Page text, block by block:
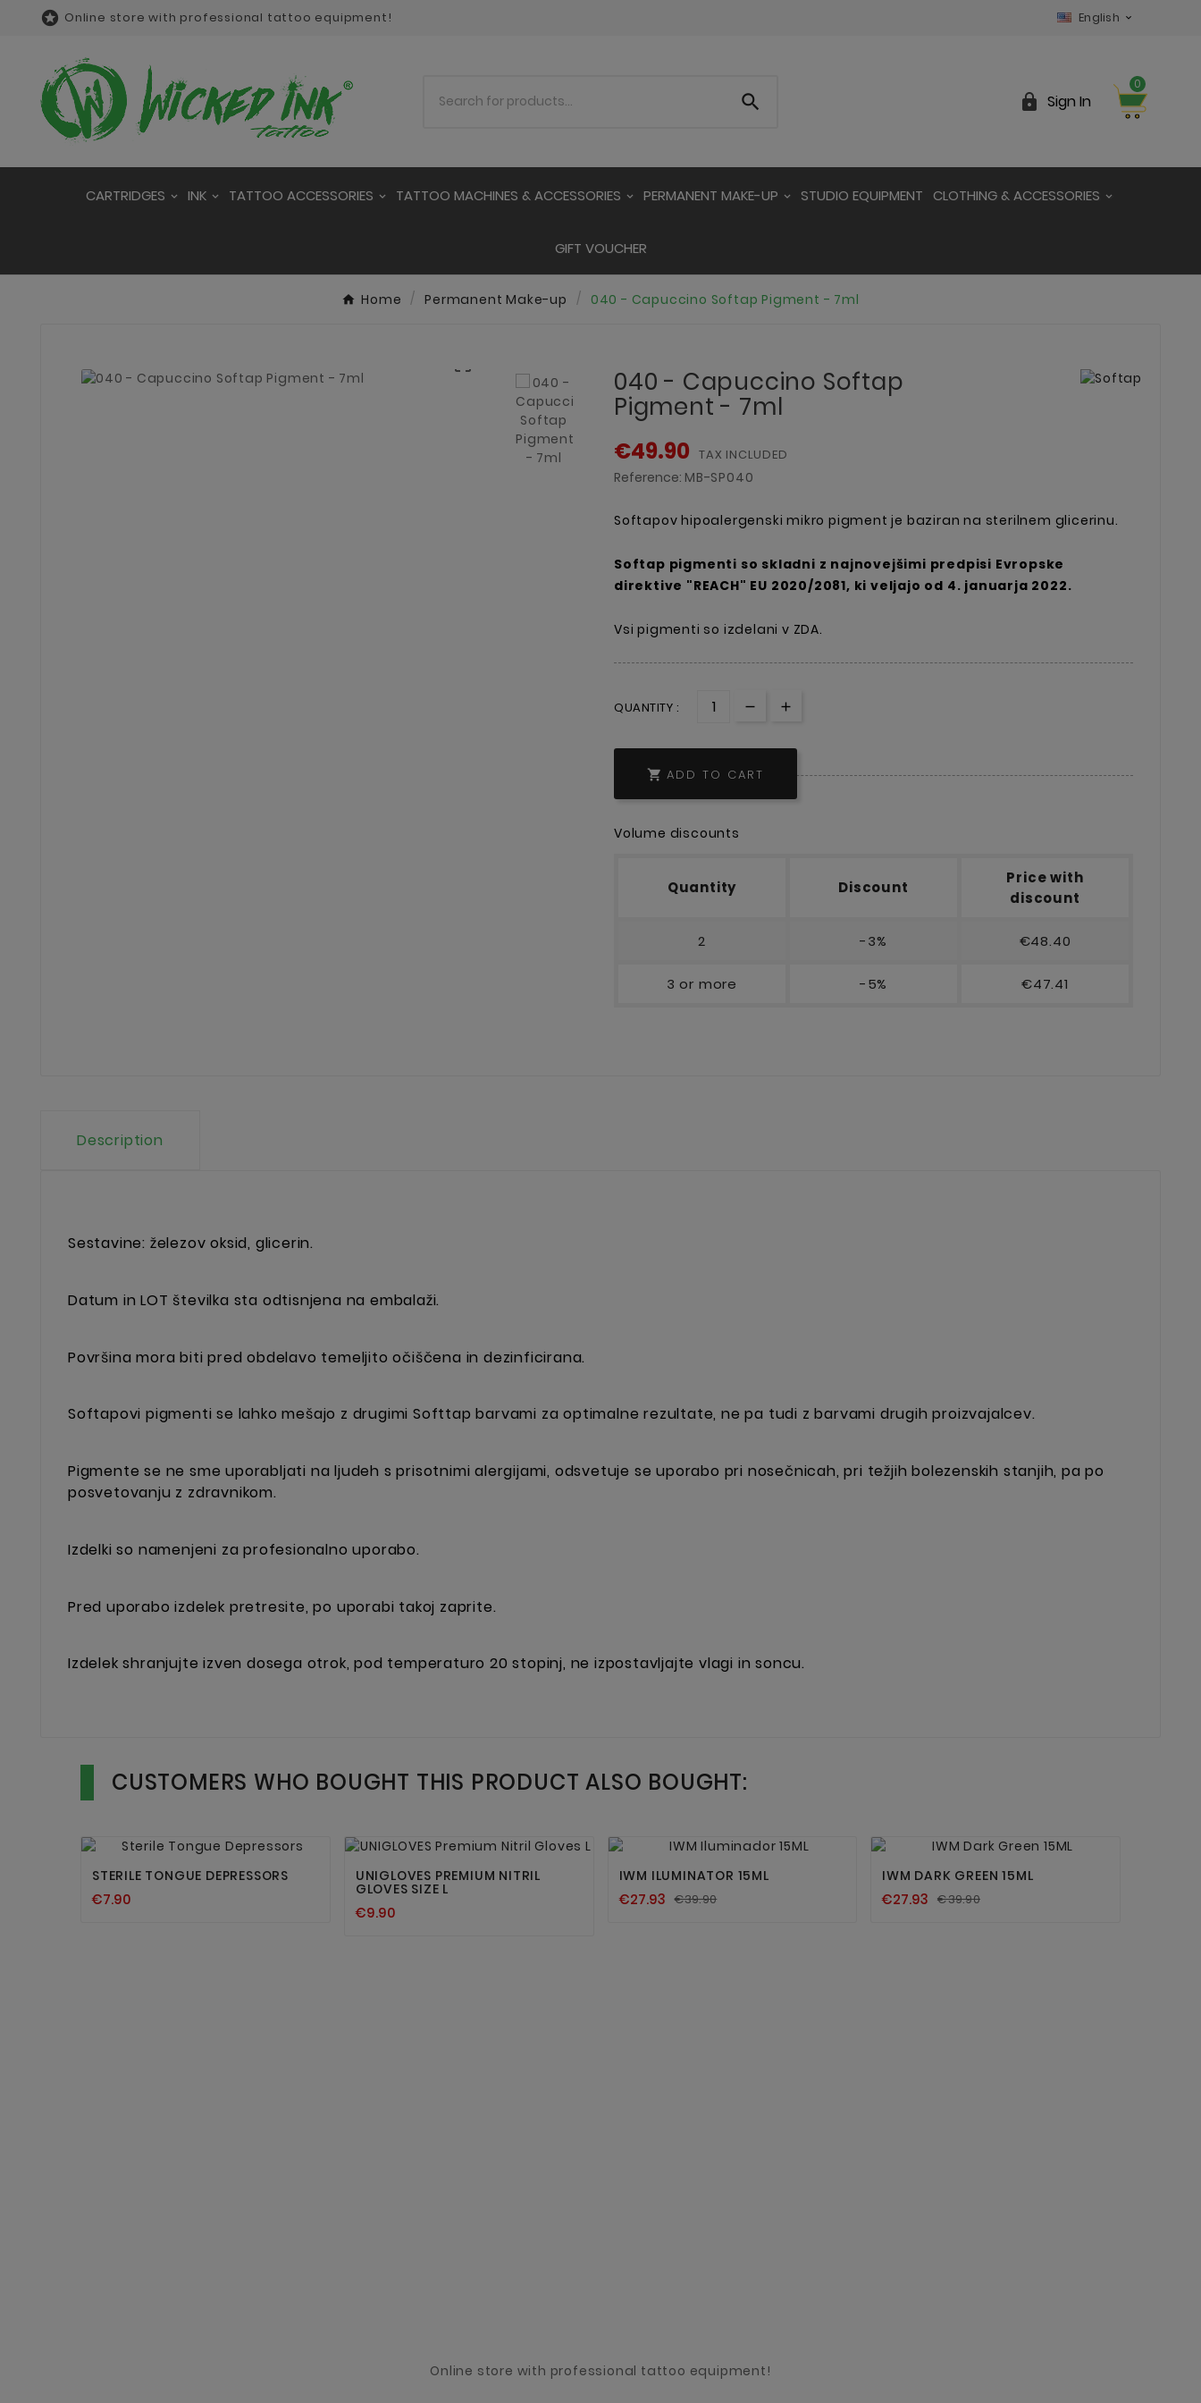
 Online store with professional tattoo equipment! English 
  Sign In
0
CARTRIDGES INK TATTOO ACCESSORIES TATTOO MACHINES & ACCESSORIES PERMANENT MAKE-UP STUDIO EQUIPMENT CLOTHING & ACCESSORIES
GIFT VOUCHER
Home Permanent Make-up 040 - Capuccino Softap Pigment - 7ml

040 - Capuccino Softap
Pigment - 7ml
€49.90 TAX INCLUDED
Reference: MB-SP040
Softapov hipoalergenski mikro pigment je baziran na sterilnem glicerinu.
Softap pigmenti so skladni z najnovejšimi predpisi Evropske
direktive "REACH" EU 2020/2081, ki veljajo od 4. januarja 2022.
Vsi pigmenti so izdelani v ZDA.
QUANTITY :
 ADD TO CART
Volume discounts
Quantity Discount
Price with
discount
2 -3% €48.40
3 or more -5% €47.41
Description
Sestavine: železov oksid, glicerin.
Datum in LOT številka sta odtisnjena na embalaži.
Površina mora biti pred obdelavo temeljito očiščena in dezinficirana.
Softapovi pigmenti se lahko mešajo z drugimi Softtap barvami za optimalne rezultate, ne pa tudi z barvami drugih proizvajalcev.
Pigmente se ne sme uporabljati na ljudeh s prisotnimi alergijami, odsvetuje se uporabo pri nosečnicah, pri težjih bolezenskih stanjih, pa po
posvetovanju z zdravnikom.
Izdelki so namenjeni za profesionalno uporabo.
Pred uporabo izdelek pretresite, po uporabi takoj zaprite.
Izdelek shranjujte izven dosega otrok, pod temperaturo 20 stopinj, ne izpostavljajte vlagi in soncu.
CUSTOMERS WHO BOUGHT THIS PRODUCT ALSO BOUGHT:

STERILE TONGUE DEPRESSORS
€7.90

UNIGLOVES PREMIUM NITRIL
GLOVES SIZE L
€9.90
 
IWM ILUMINATOR 15ML
€27.93 €39.90
 
IWM DARK GREEN 15ML
€27.93 €39.90
Online store with professional tattoo equipment!